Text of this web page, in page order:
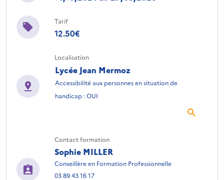
Tarif
12.50€
Localisation
Lycée Jean Mermoz
Accessibilité aux personnes en situation de
handicap : OUI
Contact formation
Sophie MILLER
Conseillère en Formation Professionnelle
03 89 43 16 17